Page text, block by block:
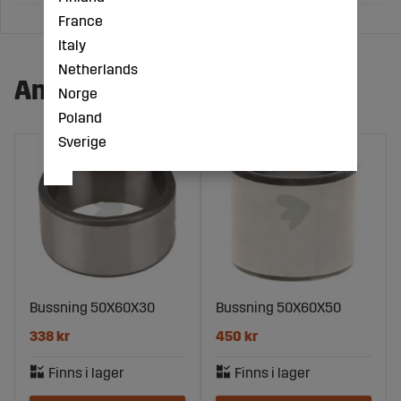
Andra köpte även:
Bussning 50X60X30
338 kr
Bussning 50X60X50
450 kr
France
Italy
Netherlands
Norge
Poland
Sverige